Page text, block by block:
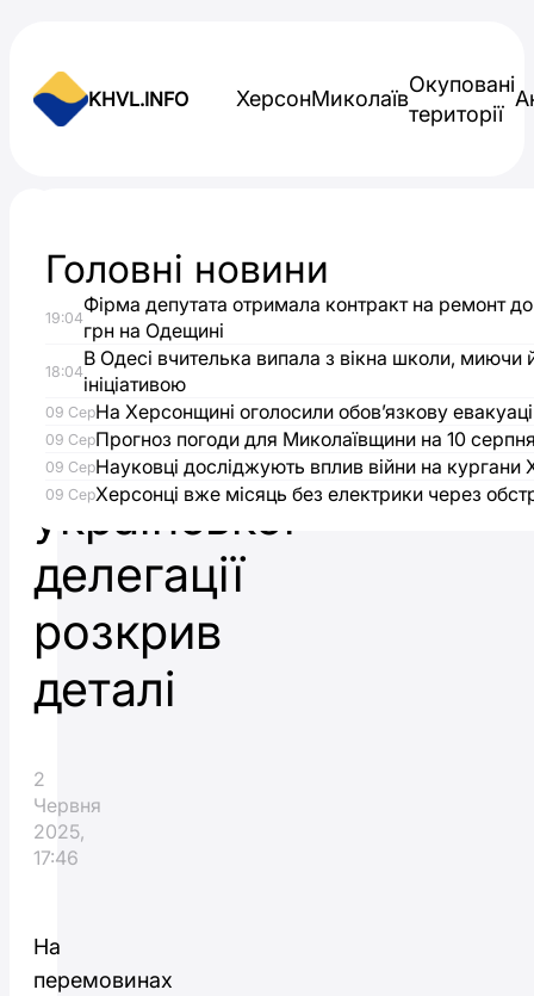
KHVL.INFO ХерсонМиколаїв
Окуповані
території
Переговори
Стамбулі:
голова
української
делегації
розкрив
деталі
2
Червня
2025,
17:46
На
перемовинах
Головні новини
19:04
Фірма депутата отримала контракт на ремонт
грн на Одещині
18:04
В Одесі вчителька випала з вікна школи, миючи
ініціативою
09 СерНа Херсонщині оголосили обов’язкову
09 СерПрогноз погоди для Миколаївщини на 10
09 СерНауковці досліджують вплив війни на
09 СерХерсонці вже місяць без електрики через